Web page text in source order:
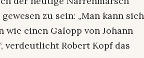
zu sein: „Man kann sich
wie einen Galopp von Johann
verdeutlicht Robert Kopf das